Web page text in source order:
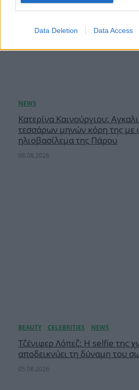
Data Deletion Data Access
Κατερίνα Καινούργιου:
τεσσάρων μηνών κόρη της με
ηλιοβασίλεμα της Πάρου
08.08.2026
Τζένιφερ Λόπεζ: Η selfie της
αποδεικνύει τη δύναμη του
05.08.2026